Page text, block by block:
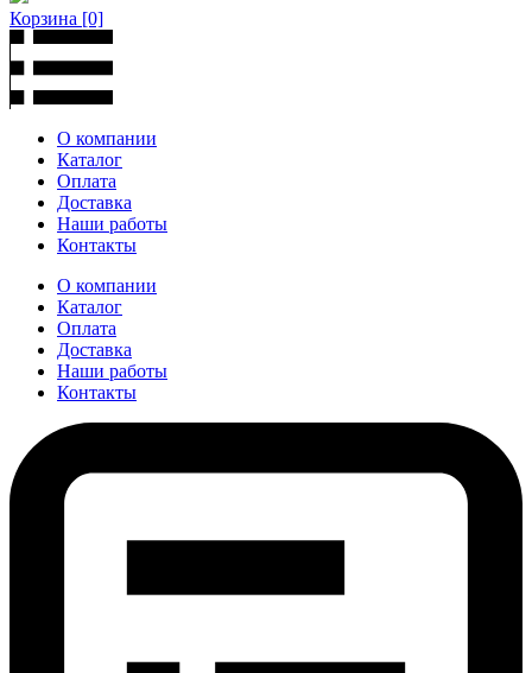
Корзина [0]
О компании
Каталог
Оплата
Доставка
Наши работы
Контакты
О компании
Каталог
Оплата
Доставка
Наши работы
Контакты